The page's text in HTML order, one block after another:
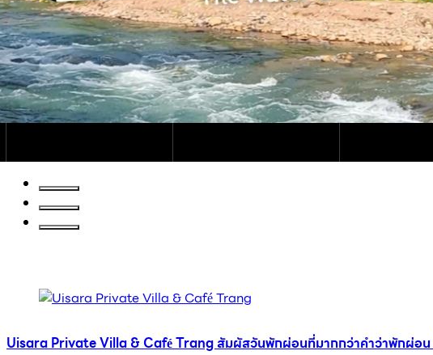
Uisara Private Villa & Café Trang สัมผัสวันพักผ่อนที่มากกว่าคำว่าพักผ่อ